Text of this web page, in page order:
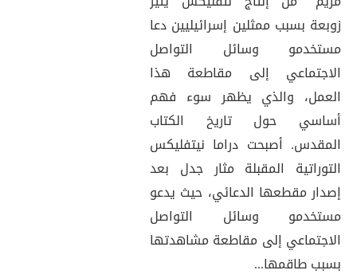
زوبعة بسبب ممثلين إسرائيليين دعا
مستخدمو وسائل التواصل
الاجتماعي إلى مقاطعة هذا
العمل، والذي يظهر سوء فهم
أساسي حول تاريخ الكتاب
المقدس. أصبحت دراما نيتفليكس
التوراتية المقبلة مثار جدل بعد
إصدار مقطعها الدعائي، حيث يدعو
مستخدمو وسائل التواصل
الاجتماعي إلى مقاطعة مشاهدتها
بسبب طاقمها...